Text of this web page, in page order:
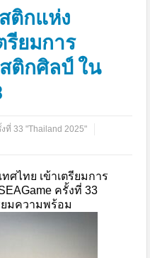
ติกแห่ง
รียมการ
ติกศิลป์ ใน
ที่ 33 "Thailand 2025"
ศไทย เข้าเตรียมการ
ครั้งที่ 33
มความพร้อม